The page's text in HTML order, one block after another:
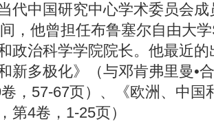
代中国研究中心学术委员会
，他曾担任布鲁塞尔自由大
政治科学学院院长。他最近
新多极化》（与邓肯弗里曼•
，57-67页）、《欧洲、中国
第4卷，1-25页）